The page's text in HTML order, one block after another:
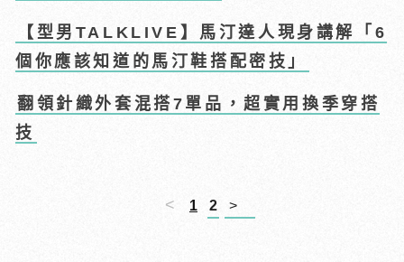
【型男TALKLIVE】馬汀達人現身講解「6
個你應該知道的馬汀鞋搭配密技」
翻領針織外套混搭7單品，超實用換季穿搭
技
< 1 2 >